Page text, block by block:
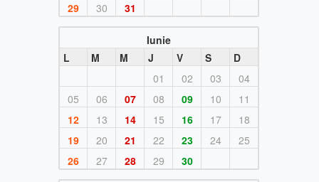
29
30 31
Iunie
L
M M J V S
D
01
02 03
04
05
06 07 08 09 10
11
12
13 14 15 16 17
18
19
20 21 22 23 24
25
26
27 28 29 30